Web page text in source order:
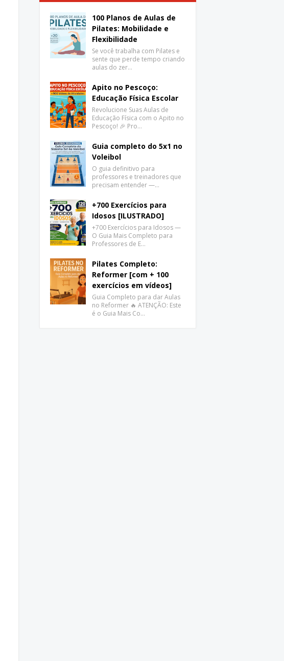
100 Planos de Aulas de
Pilates: Mobilidade e
Flexibilidade
Se você trabalha com Pilates e
sente que perde tempo criando
aulas do zer…
Apito no Pescoço:
Educação Física Escolar
Revolucione Suas Aulas de
Educação Física com o Apito no
Pescoço! 🎉 Pro…
Guia completo do 5x1 no
Voleibol
O guia definitivo para
professores e treinadores que
precisam entender —…
+700 Exercícios para
Idosos [ILUSTRADO]
+700 Exercícios para Idosos —
O Guia Mais Completo para
Professores de E…
Pilates Completo:
Reformer [com + 100
exercícios em vídeos]
Guia Completo para dar Aulas
no Reformer 🔥 ATENÇÃO: Este
é o Guia Mais Co…